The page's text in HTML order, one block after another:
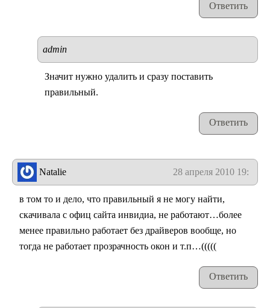
Ответить
admin
Значит нужно удалить и сразу поставить
правильный.
Ответить
Natalie 28 апреля 2010 19:54
в том то и дело, что правильный я не могу найти,
скачивала с офиц сайта инвидиа, не работают…более
менее правильно работает без драйверов вообще, но
тогда не работает прозрачность окон и т.п…(((((
Ответить